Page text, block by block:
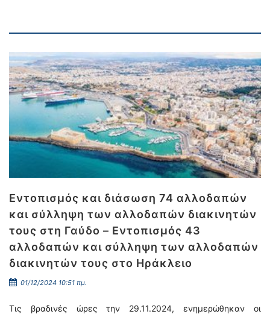
Εντοπισμός και διάσωση 74 αλλοδαπών
και σύλληψη των αλλοδαπών διακινητών
τους στη Γαύδο – Εντοπισμός 43
αλλοδαπών και σύλληψη των αλλοδαπών
διακινητών τους στο Ηράκλειο
01/12/2024 10:51 πμ.
Τις βραδινές ώρες την 29.11.2024, ενημερώθηκαν οι